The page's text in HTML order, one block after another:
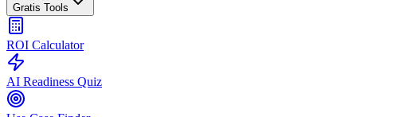
Gratis Tools
ROI Calculator
AI Readiness Quiz